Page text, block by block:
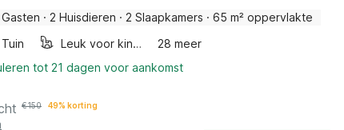
· 2 Huisdieren · 2 Slaapkamers · 65 m² oppervlakte
Tuin Leuk voor kinderen
28 meer
tot 21 dagen voor aankomst
€150 49% korting